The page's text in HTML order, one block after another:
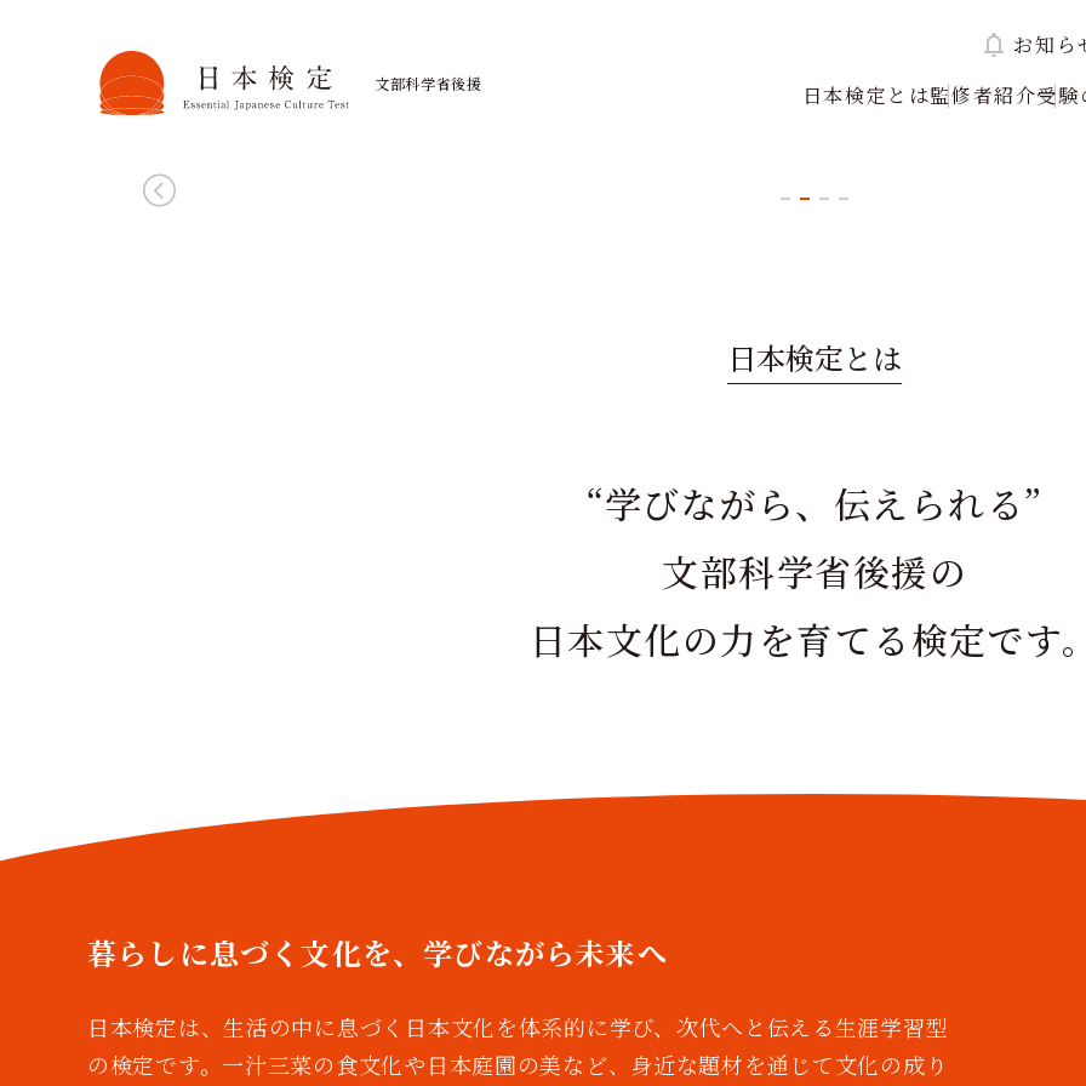
文部科学省後援
お知ら
日本検定とは監修者紹介受験
4級無料受験
日本検定とは
“学びながら、伝えられる”
文部科学省後援の
日本文化の力を育てる検定です
暮らしに息づく文化を、 学びながら未来へ
日本検定は、生活の中に息づく日本文化を体系的に学び、次代へと伝える生涯学習型
の検定です。一汁三菜の食文化や日本庭園の美など、身近な題材を通じて文化の成り